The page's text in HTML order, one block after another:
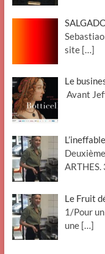
site […]
Le
Avant
L’ineffable
ARTHES.
Le Fruit
1/Pour
une […]